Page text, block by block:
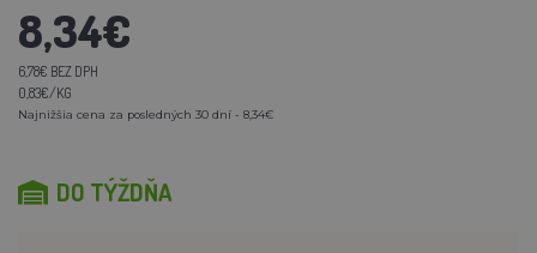
8,34€
6,78€ BEZ DPH
0,83€/KG
Najnižšia cena za posledných 30 dní - 8,34€
DO TÝŽDŇA